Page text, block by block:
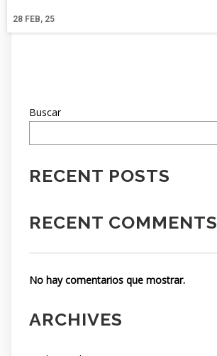
28 FEB, 25
Buscar
RECENT POSTS
RECENT COMMENTS
No hay comentarios que mostrar.
ARCHIVES